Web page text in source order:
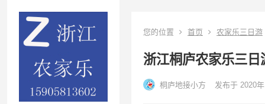
您的位置 首页 农家乐三日游
浙江桐庐农家乐三日
桐庐地接小方 发布于 2020